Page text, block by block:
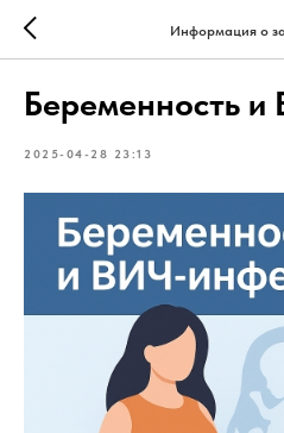
Информация о
Беременность
2025-04-28 23:13